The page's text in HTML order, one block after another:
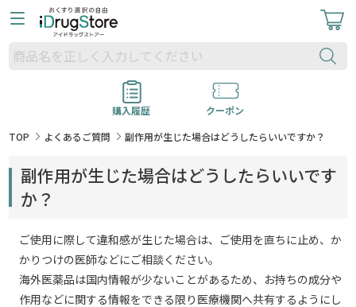
購入履歴
クーポン
TOP
よくあるご質問 副作用が生じた場合はどうしたらいいですか？
副作用が生じた場合はどうしたらいいです
か？
ご使用に際して違和感が生じた場合は、ご使用を直ちに止め、か
かりつけの医師などにご相談ください。
海外医薬品は国内情報が少ないことがあるため、お持ちの成分や
作用などに関する情報をできる限り医療機関へ共有するようにし